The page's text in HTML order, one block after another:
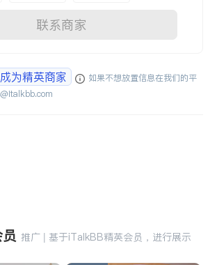
联系商家
成为精英商家
如果不想放置信息在我们的平
推广 | 基于iTalkBB精英会员，进行展示